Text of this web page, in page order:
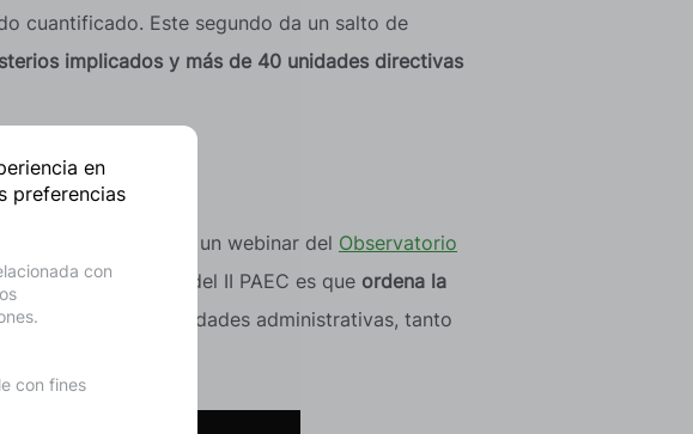
cuantificado. Este segundo da un salto de
implicados y más de 40 unidades directivas
cambia.
de España, en un webinar del Observatorio
valor diferencial del II PAEC es que ordena la
a las distintas unidades administrativas, tanto
en
preferencias
con
con fines